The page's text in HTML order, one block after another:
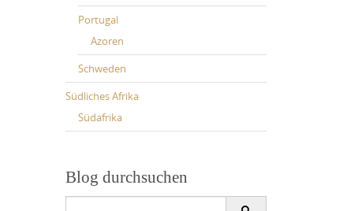
Portugal
Azoren
Schweden
Südliches Afrika
Südafrika
Blog durchsuchen